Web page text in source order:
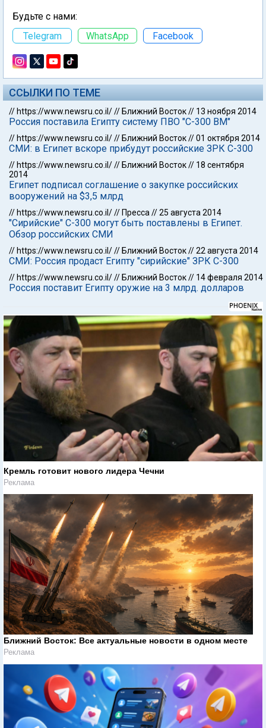
Будьте с нами:
Telegram
WhatsApp Facebook
ССЫЛКИ ПО ТЕМЕ
// https://www.newsru.co.il/// Ближний Восток// 13 ноября 2014
Россия поставила Египту систему ПВО "С-300 ВМ"
// https://www.newsru.co.il/// Ближний Восток//01 октября 2014
СМИ: в Египет вскоре прибудут российские ЗРК С-300
// https://www.newsru.co.il/// Ближний Восток// 18 сентября
2014
Египет подписал соглашение о закупке российских
вооружений на $3,5 млрд
// https://www.newsru.co.il/// Пресса //25 августа 2014
"Сирийские" C-300 могут быть поставлены в Египет.
Обзор российских СМИ
// https://www.newsru.co.il/// Ближний Восток//22 августа 2014
СМИ: Россия продаст Египту "сирийские" ЗРК С-300
// https://www.newsru.co.il/// Ближний Восток// 14 февраля 2014
Россия поставит Египту оружие на 3 млрд. долларов
Кремль готовит нового лидера Чечни
Реклама
Ближний Восток: Все актуальные новости в одном месте
Реклама